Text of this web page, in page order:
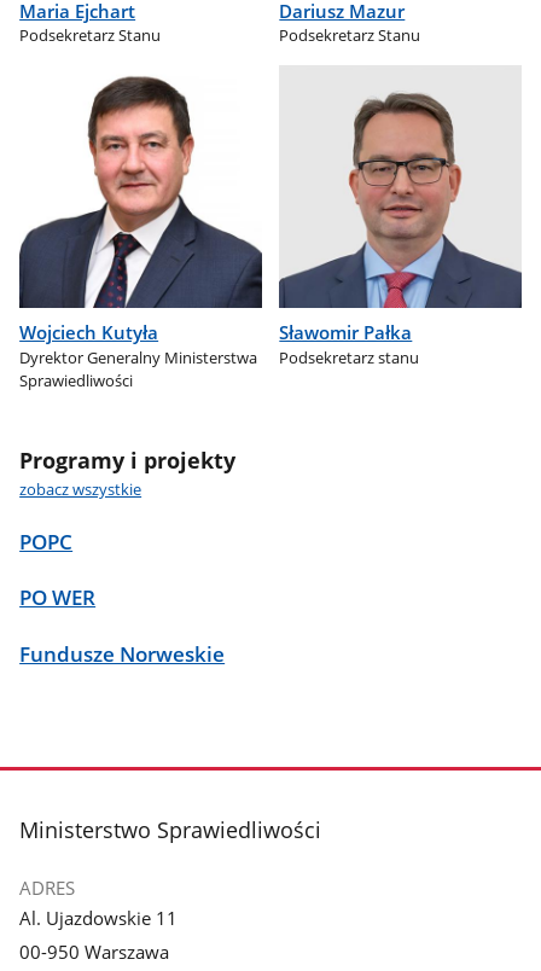
Maria Ejchart
Podsekretarz Stanu
Dariusz Mazur
Podsekretarz Stanu
Wojciech Kutyła
Dyrektor Generalny Ministerstwa
Sprawiedliwości
Sławomir Pałka
Podsekretarz stanu
Programy i projekty
zobacz wszystkie
POPC
PO WER
Fundusze Norweskie
stopka
Ministerstwo Sprawiedliwości
ADRES
Al. Ujazdowskie 11
00-950 Warszawa